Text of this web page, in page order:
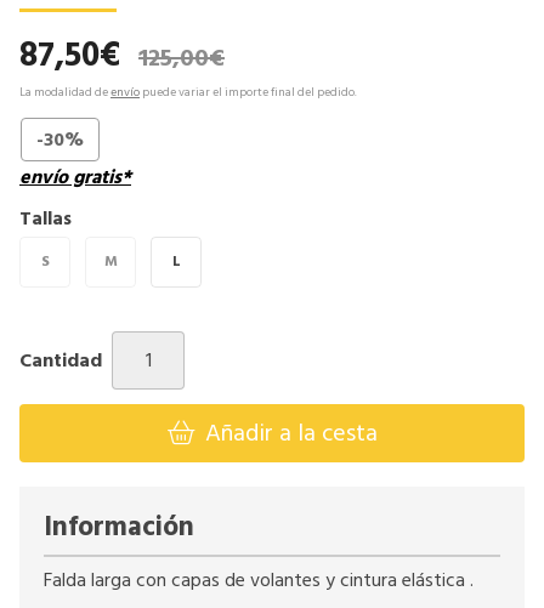
87,50€ 125,00€
La modalidad deenvío puede variar el importe final del pedido.
-30%
envío gratis*
Tallas
S M L
Cantidad
Añadir a la cesta
Información
Falda larga con capas de volantes y cintura elástica .